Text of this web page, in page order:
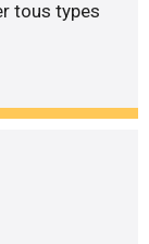
tous types